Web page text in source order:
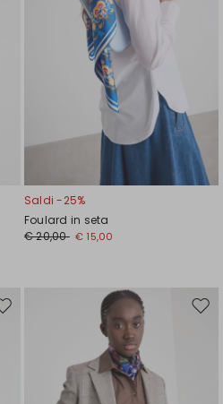
Saldi -25%
Foulard in seta
€ 20,00 € 15,00
Sposta